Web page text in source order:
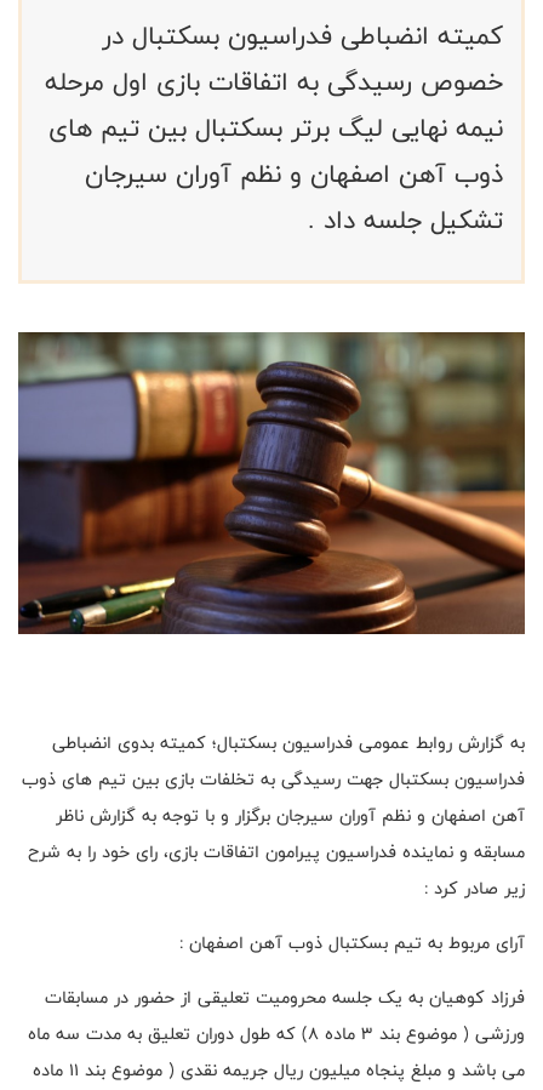
کمیته انضباطی فدراسیون بسکتبال در
خصوص رسیدگی به اتفاقات بازی اول مرحله
نیمه نهایی لیگ برتر بسکتبال بین تیم های
ذوب آهن اصفهان و نظم آوران سیرجان
تشکیل جلسه داد .
به گزارش روابط عمومی فدراسیون بسکتبال؛ کمیته بدوی انضباطی
فدراسیون بسکتبال جهت رسیدگی به تخلفات بازی بین تیم های ذوب
آهن اصفهان و نظم آوران سیرجان برگزار و با توجه به گزارش ناظر
مسابقه و نماینده فدراسیون پیرامون اتفاقات بازی، رای خود را به شرح
زیر صادر کرد :
آرای مربوط به تیم بسکتبال ذوب آهن اصفهان :
فرزاد کوهیان به یک جلسه محرومیت تعلیقی از حضور در مسابقات
ورزشی ( موضوع بند ۳ ماده ۸) که طول دوران تعلیق به مدت سه ماه
می باشد و مبلغ پنجاه میلیون ریال جریمه نقدی ( موضوع بند ۱۱ ماده